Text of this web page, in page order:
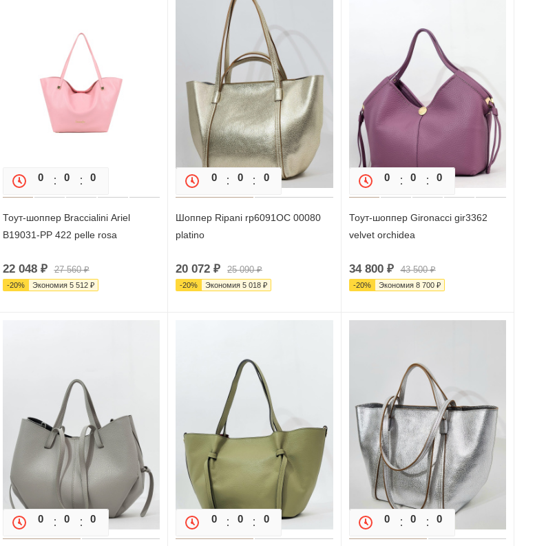
0 0 0
Тоут-шоппер Braccialini Ariel
B19031-PP 422 pelle rosa
22 048₽ 27 560₽
-20% Экономия 5 512₽
0 0 0 0
Шоппер Ripani rp6091OC 00080
platino
20 072 ₽ 25 090₽
-20% Экономия 5 018 ₽
0 0 0 0
Тоут-шоппер Gironacci gir3362
velvet orchidea
34 800₽ 43 500₽
-20% Экономия 8 700₽
0 0 0 0 0 0 0 0 0 0 0